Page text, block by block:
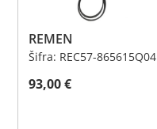
REMEN
Šifra: REC57-865615Q04
93,00€